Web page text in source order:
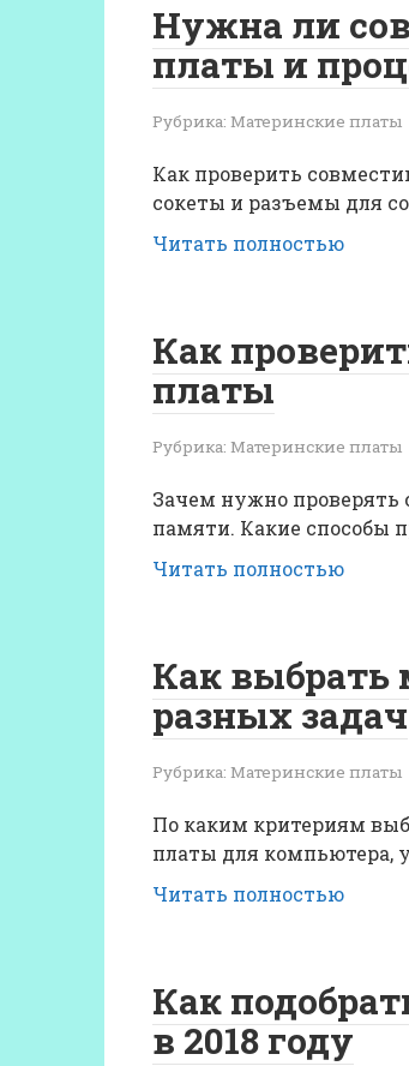
Нужна ли
платы и
Рубрика: Материнские платы
Как проверить
сокеты и разъемы для
Читать полностью
Как
платы
Рубрика: Материнские платы
Зачем нужно проверять
памяти. Какие способы
Читать полностью
Как выбрать
разных задач
Рубрика: Материнские платы
По каким критериям
платы для компьютера,
Читать полностью
Как
в 2018 году